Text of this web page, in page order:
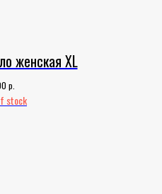
женская XL
р.
stock